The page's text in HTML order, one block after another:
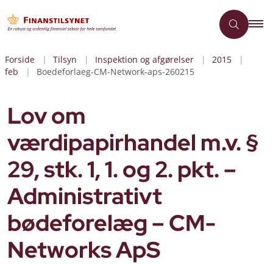
Forside Tilsyn Inspektion og afgørelser
2015
feb
Boedeforlaeg-CM-Network-aps-260215
Lov om
værdipapirhandel m.v. §
29, stk. 1, 1. og 2. pkt. –
Administrativt
bødeforelæg – CM-
Networks ApS